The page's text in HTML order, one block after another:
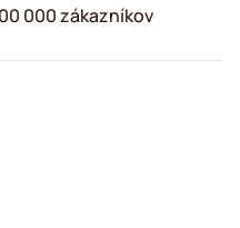
000 zákazníkov